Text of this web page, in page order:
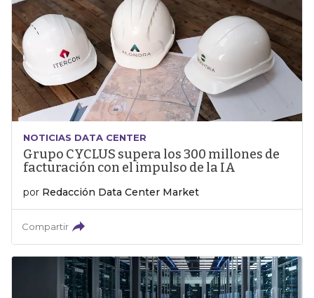
NOTICIAS DATA CENTER
Grupo CYCLUS supera los 300 millones de
facturación con el impulso de la IA
por Redacción Data Center Market
Compartir